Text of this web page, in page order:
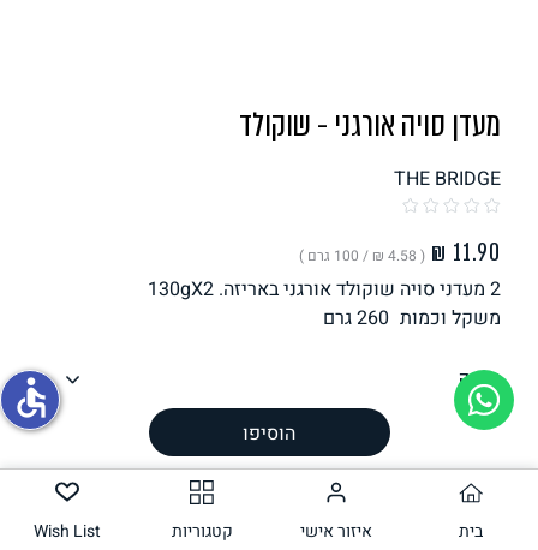
גבינות טבעוניות
מעדן סויה אורגני - שוקולד
THE BRIDGE
( ‏4.58 ₪ / 100 גרם )
2 מעדני סויה שוקולד אורגני באריזה. 130gX2
משקל וכמות
גרם
הכנה
רכיבים
ערך תזונתי
אלרגנים
עשוי להכיל
הוסיפו
בית איזור אישי קטגוריות Wish List
accessible